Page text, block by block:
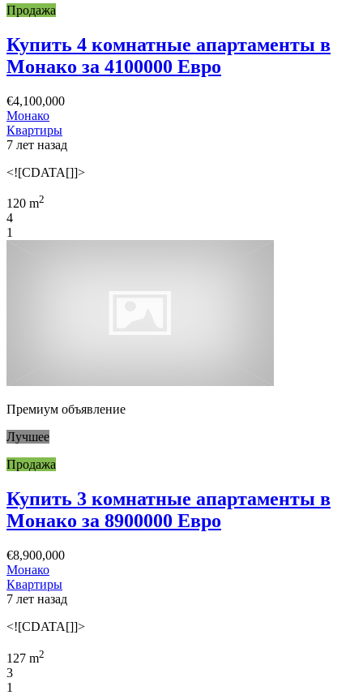
Продажа
Купить 4 комнатные апартаменты в
Монако за 4100000 Евро
€4,100,000
Монако
Квартиры
7 лет назад
<![CDATA[]]>
120 m2
4
1
Премиум объявление
Лучшее
Продажа
Купить 3 комнатные апартаменты в
Монако за 8900000 Евро
€8,900,000
Монако
Квартиры
7 лет назад
<![CDATA[]]>
127 m2
3
1